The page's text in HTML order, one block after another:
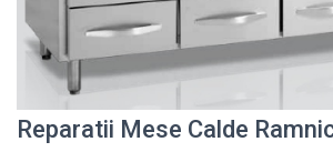
Reparatii Mese Calde